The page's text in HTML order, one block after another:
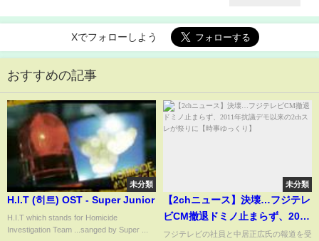
Xでフォローしよう
おすすめの記事
未分類
H.I.T (히트) OST - Super Junior
H.I.T which stands for Homicide
Investigation Team ...sanged by Super ...
未分類
【2chニュース】決壊…フジテレ
ビCM撤退ドミノ止まらず、2011
年抗議デモ以来の2chスレが祭り
フジテレビの社員と中居正広氏の報道を受